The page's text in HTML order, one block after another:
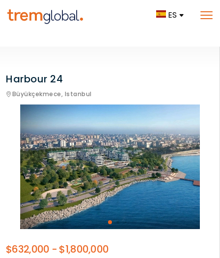
ES
Harbour 24
Büyükçekmece, Istanbul
$632,000 - $1,800,000